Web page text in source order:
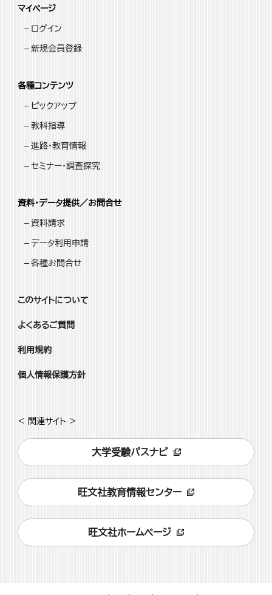
マイページ
ログイン
新規会員登録
各種コンテンツ
ピックアップ
教科指導
進路・教育情報
セミナー・調査探究
資料・データ提供／お問合せ
資料請求
データ利用申請
各種お問合せ
このサイトについて
よくあるご質問
利用規約
個人情報保護方針
< 関連サイト >
大学受験パスナビ
旺文社教育情報センター
旺文社ホームページ